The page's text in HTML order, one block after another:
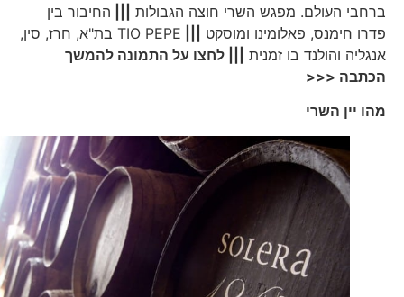
ברחבי העולם. מפגש השרי חוצה הגבולות|||
החיבור בין
פדרו חימנס, פאלומינו ומוסקט|||
TIO PEPE בת"א, חרז, סין,
אנגליה והולנד בו זמנית||| לחצו על התמונה להמשך
הכתבה <<<
מהו יין השרי